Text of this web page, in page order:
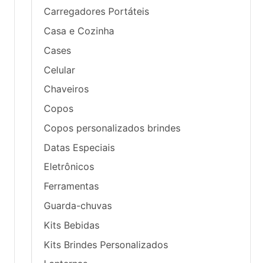
Carregadores Portáteis
Casa e Cozinha
Cases
Celular
Chaveiros
Copos
Copos personalizados brindes
Datas Especiais
Eletrônicos
Ferramentas
Guarda-chuvas
Kits Bebidas
Kits Brindes Personalizados